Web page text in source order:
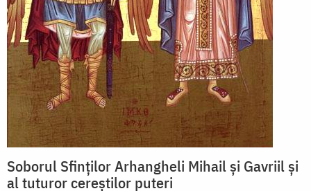
Soborul Sfinților Arhangheli Mihail și Gavriil și
al tuturor cereștilor puteri